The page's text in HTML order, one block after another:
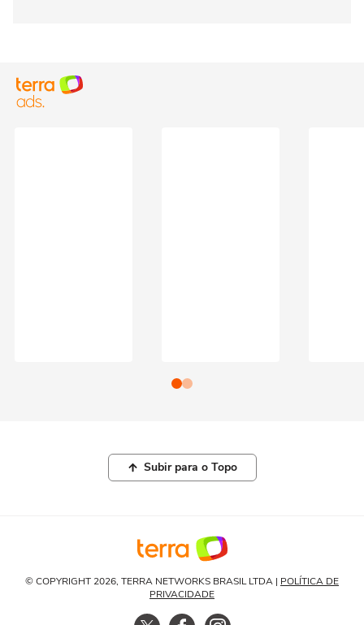
Subir para o Topo
© COPYRIGHT 2026, TERRA NETWORKS BRASIL LTDA | POLÍTICA DE
PRIVACIDADE